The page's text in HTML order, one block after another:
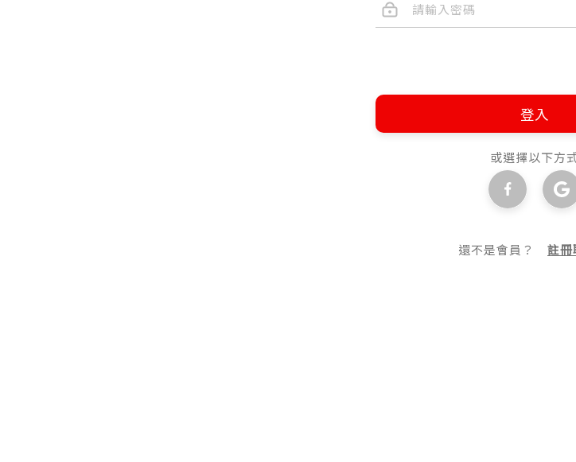
登入
或選擇以下方
還不是會員？註冊